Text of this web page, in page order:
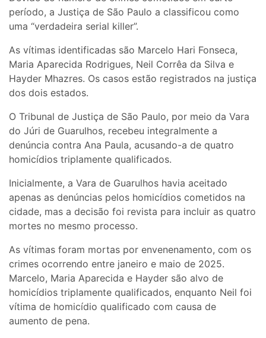
período, a Justiça de São Paulo a classificou como
uma “verdadeira serial killer”.
As vítimas identificadas são Marcelo Hari Fonseca,
Maria Aparecida Rodrigues, Neil Corrêa da Silva e
Hayder Mhazres. Os casos estão registrados na justiça
dos dois estados.
O Tribunal de Justiça de São Paulo, por meio da Vara
do Júri de Guarulhos, recebeu integralmente a
denúncia contra Ana Paula, acusando-a de quatro
homicídios triplamente qualificados.
Inicialmente, a Vara de Guarulhos havia aceitado
apenas as denúncias pelos homicídios cometidos na
cidade, mas a decisão foi revista para incluir as quatro
mortes no mesmo processo.
As vítimas foram mortas por envenenamento, com os
crimes ocorrendo entre janeiro e maio de 2025.
Marcelo, Maria Aparecida e Hayder são alvo de
homicídios triplamente qualificados, enquanto Neil foi
vítima de homicídio qualificado com causa de
aumento de pena.